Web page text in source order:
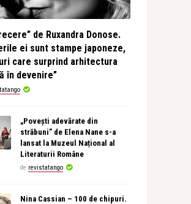
de Ruxandra Donose.
ei sunt stampe japoneze,
care surprind arhitectura
în devenire”
„Povești adevărate din
străbuni” de Elena Nane s-a
lansat la Muzeul Național al
Literaturii Române
de revistatango
Nina Cassian – 100 de chipuri.